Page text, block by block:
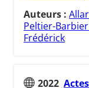
Auteurs :
Peltier-
Frédérick
2022